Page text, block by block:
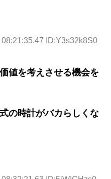
ID:Y3s32k8S0
値を考えさせる機会を
の時計がバカらしくな